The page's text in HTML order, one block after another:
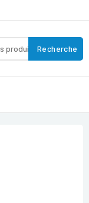
Recherche